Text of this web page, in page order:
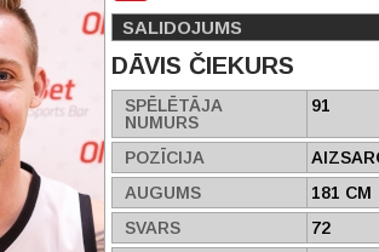
SALIDOJUMS
DĀVIS ČIEKURS
SPĒLĒTĀJA
NUMURS
91
POZĪCIJA
AUGUMS
181 CM
SVARS
72